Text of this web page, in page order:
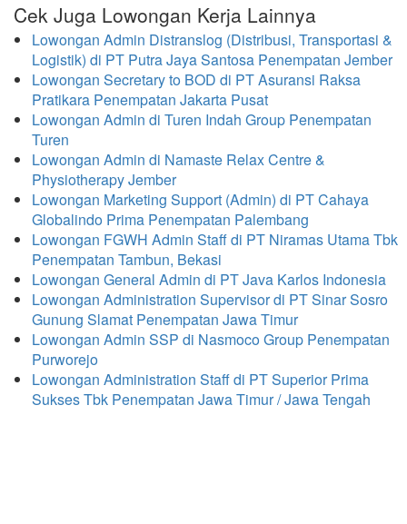
Cek Juga Lowongan Kerja Lainnya
Lowongan Admin Distranslog (Distribusi, Transportasi &
Logistik) di PT Putra Jaya Santosa Penempatan Jember
Lowongan Secretary to BOD di PT Asuransi Raksa
Pratikara Penempatan Jakarta Pusat
Lowongan Admin di Turen Indah Group Penempatan
Turen
Lowongan Admin di Namaste Relax Centre &
Physiotherapy Jember
Lowongan Marketing Support (Admin) di PT Cahaya
Globalindo Prima Penempatan Palembang
Lowongan FGWH Admin Staff di PT Niramas Utama Tbk
Penempatan Tambun, Bekasi
Lowongan General Admin di PT Java Karlos Indonesia
Lowongan Administration Supervisor di PT Sinar Sosro
Gunung Slamat Penempatan Jawa Timur
Lowongan Admin SSP di Nasmoco Group Penempatan
Purworejo
Lowongan Administration Staff di PT Superior Prima
Sukses Tbk Penempatan Jawa Timur / Jawa Tengah